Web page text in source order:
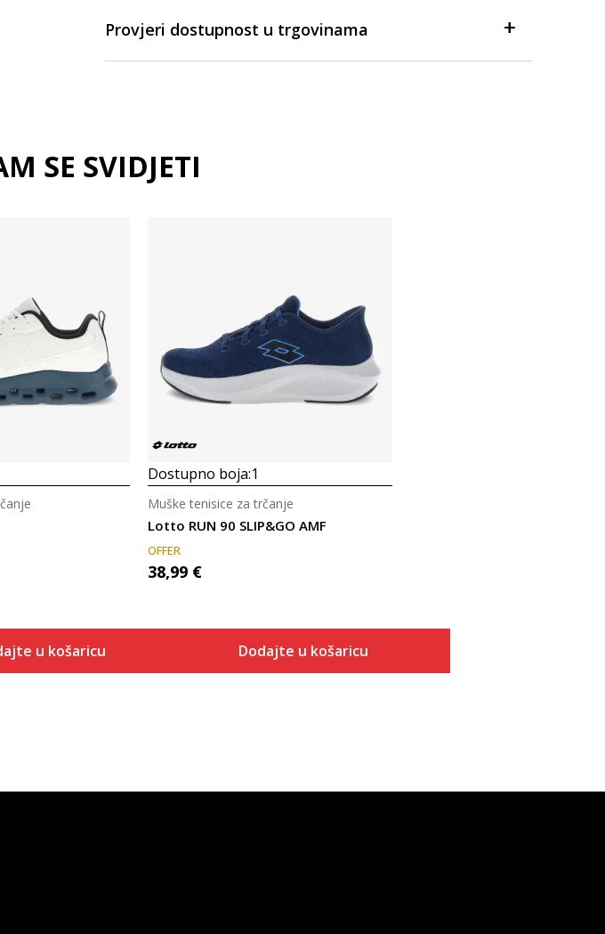
Provjeri dostupnost u trgovinama
SE SVIDJETI
u košaricu
Dostupno boja:1
Lotto RUN 90 SLIP&GO AMF
Muške tenisice za trčanje
OFFER
38,99 €
Dodajte u košaricu